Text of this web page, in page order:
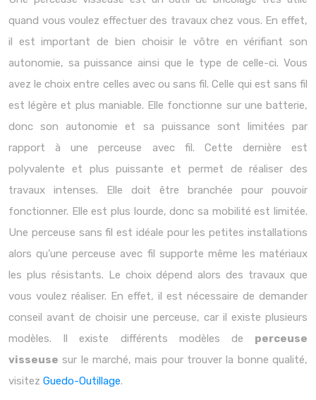
quand vous voulez effectuer des travaux chez vous. En effet,
il est important de bien choisir le vôtre en vérifiant son
autonomie, sa puissance ainsi que le type de celle-ci. Vous
avez le choix entre celles avec ou sans fil. Celle qui est sans fil
est légère et plus maniable. Elle fonctionne sur une batterie,
donc son autonomie et sa puissance sont limitées par
rapport à une perceuse avec fil. Cette dernière est
polyvalente et plus puissante et permet de réaliser des
travaux intenses. Elle doit être branchée pour pouvoir
fonctionner. Elle est plus lourde, donc sa mobilité est limitée.
Une perceuse sans fil est idéale pour les petites installations
alors qu’une perceuse avec fil supporte même les matériaux
les plus résistants. Le choix dépend alors des travaux que
vous voulez réaliser. En effet, il est nécessaire de demander
conseil avant de choisir une perceuse, car il existe plusieurs
modèles. Il existe différents modèles de perceuse
visseuse sur le marché, mais pour trouver la bonne qualité,
visitez Guedo-Outillage.